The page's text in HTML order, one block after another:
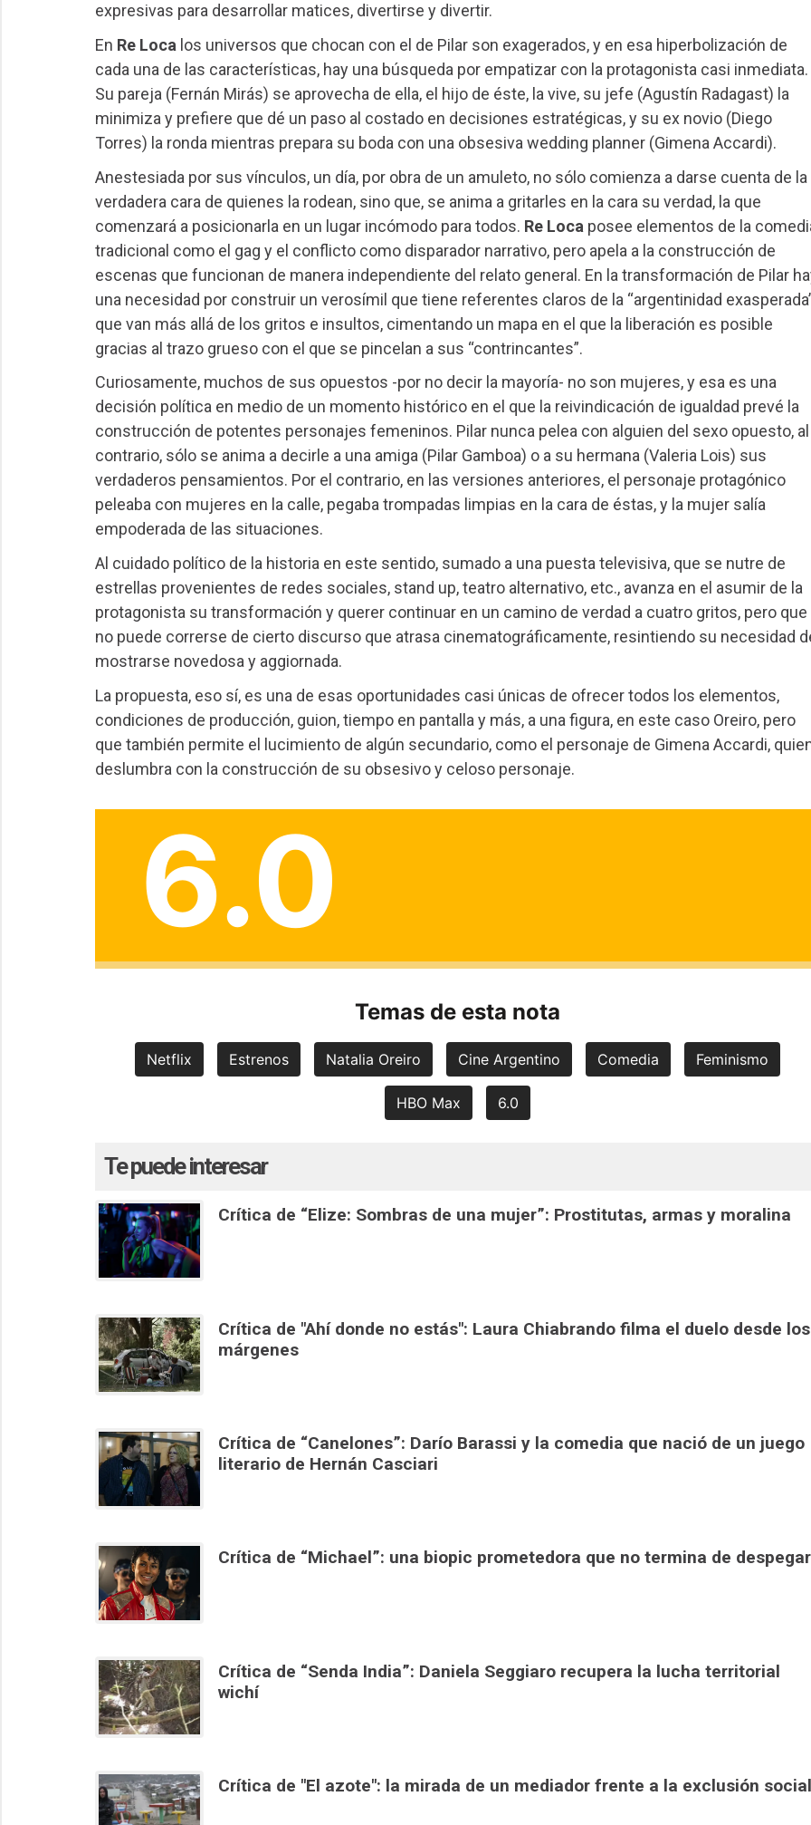
expresivas para desarrollar matices, divertirse y divertir.
En Re Loca los universos que chocan con el de Pilar son exagerados, y en esa hiperbolización de
cada una de las características, hay una búsqueda por empatizar con la protagonista casi inmediata.
Su pareja (Fernán Mirás) se aprovecha de ella, el hijo de éste, la vive, su jefe (Agustín Radagast) la
minimiza y prefiere que dé un paso al costado en decisiones estratégicas, y su ex novio (Diego
Torres) la ronda mientras prepara su boda con una obsesiva wedding planner (Gimena Accardi).
Anestesiada por sus vínculos, un día, por obra de un amuleto, no sólo comienza a darse cuenta de la
verdadera cara de quienes la rodean, sino que, se anima a gritarles en la cara su verdad, la que
comenzará a posicionarla en un lugar incómodo para todos. Re Loca posee elementos de la
tradicional como el gag y el conflicto como disparador narrativo, pero apela a la construcción de
escenas que funcionan de manera independiente del relato general. En la transformación de Pilar
una necesidad por construir un verosímil que tiene referentes claros de la “argentinidad
que van más allá de los gritos e insultos, cimentando un mapa en el que la liberación es posible
gracias al trazo grueso con el que se pincelan a sus “contrincantes”.
Curiosamente, muchos de sus opuestos -por no decir la mayoría- no son mujeres, y esa es una
decisión política en medio de un momento histórico en el que la reivindicación de igualdad prevé la
construcción de potentes personajes femeninos. Pilar nunca pelea con alguien del sexo opuesto, al
contrario, sólo se anima a decirle a una amiga (Pilar Gamboa) o a su hermana (Valeria Lois) sus
verdaderos pensamientos. Por el contrario, en las versiones anteriores, el personaje protagónico
peleaba con mujeres en la calle, pegaba trompadas limpias en la cara de éstas, y la mujer salía
empoderada de las situaciones.
Al cuidado político de la historia en este sentido, sumado a una puesta televisiva, que se nutre de
estrellas provenientes de redes sociales, stand up, teatro alternativo, etc., avanza en el asumir de la
protagonista su transformación y querer continuar en un camino de verdad a cuatro gritos, pero que
no puede correrse de cierto discurso que atrasa cinematográficamente, resintiendo su necesidad
mostrarse novedosa y aggiornada.
La propuesta, eso sí, es una de esas oportunidades casi únicas de ofrecer todos los elementos,
condiciones de producción, guion, tiempo en pantalla y más, a una figura, en este caso Oreiro, pero
que también permite el lucimiento de algún secundario, como el personaje de Gimena Accardi,
deslumbra con la construcción de su obsesivo y celoso personaje.
6.0
Temas de esta nota
Netflix Estrenos Natalia Oreiro Cine Argentino Comedia Feminismo
HBO Max 6.0
Te puede interesar
Crítica de “Elize: Sombras de una mujer”: Prostitutas, armas y moralina
Crítica de "Ahí donde no estás": Laura Chiabrando filma el duelo desde los
márgenes
Crítica de “Canelones”: Darío Barassi y la comedia que nació de un juego
literario de Hernán Casciari
Crítica de “Michael”: una biopic prometedora que no termina de despegar
Crítica de “Senda India”: Daniela Seggiaro recupera la lucha territorial
wichí
Crítica de "El azote": la mirada de un mediador frente a la exclusión social